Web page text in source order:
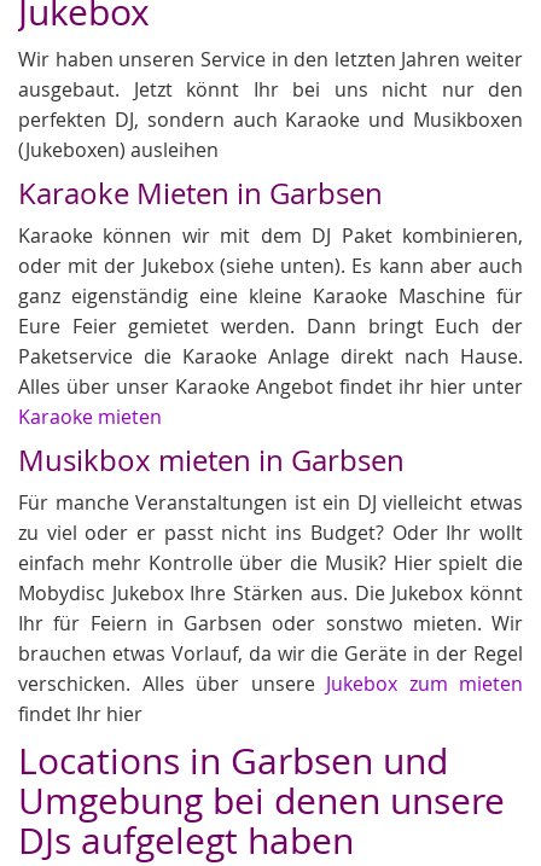
Jukebox
Wir haben unseren Service in den letzten Jahren weiter
ausgebaut. Jetzt könnt Ihr bei uns nicht nur den
perfekten DJ, sondern auch Karaoke und Musikboxen
(Jukeboxen) ausleihen
Karaoke Mieten in Garbsen
Karaoke können wir mit dem DJ Paket kombinieren,
oder mit der Jukebox (siehe unten). Es kann aber auch
ganz eigenständig eine kleine Karaoke Maschine für
Eure Feier gemietet werden. Dann bringt Euch der
Paketservice die Karaoke Anlage direkt nach Hause.
Alles über unser Karaoke Angebot findet ihr hier unter
Karaoke mieten
Musikbox mieten in Garbsen
Für manche Veranstaltungen ist ein DJ vielleicht etwas
zu viel oder er passt nicht ins Budget? Oder Ihr wollt
einfach mehr Kontrolle über die Musik? Hier spielt die
Mobydisc Jukebox Ihre Stärken aus. Die Jukebox könnt
Ihr für Feiern in Garbsen oder sonstwo mieten. Wir
brauchen etwas Vorlauf, da wir die Geräte in der Regel
verschicken. Alles über unsere Jukebox zum mieten
findet Ihr hier
Locations in Garbsen und
Umgebung bei denen unsere
DJs aufgelegt haben